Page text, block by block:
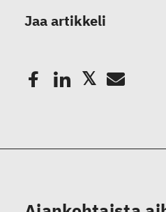
Jaa artikkeli